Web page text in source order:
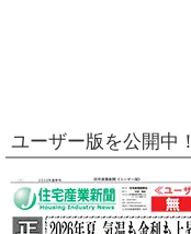
ユーザー版を公開中！